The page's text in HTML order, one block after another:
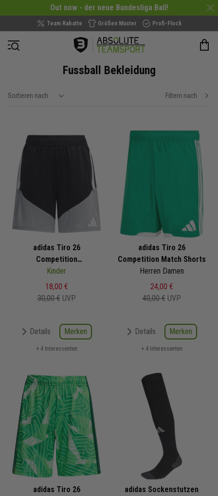
Out now - der neue Bundesliga Ball!
Team Rabatte Größen Muster Profi-Flock
Navigation öffnen
Fussball Bekleidung
Sortieren nach: show filteroptions Filtern nach
adidas Tiro 26
Competition
Trainingsshorts
Kinder
18,00 €
30,00 € UVP
Details Merken
+ 4 Interessenten
adidas Tiro 26
Competition Match Shorts
Herren Damen
24,00 €
40,00 € UVP
Details Merken
+ 4 Interessenten
adidas Tiro 26
adidas Sockenstutzen